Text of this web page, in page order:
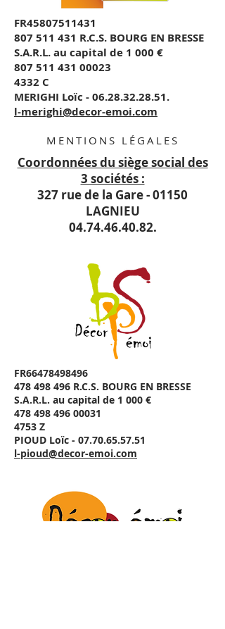
FR45807511431
807 511 431 R.C.S. BOURG EN BRESSE
S.A.R.L. au capital de 1 000 €
807 511 431 00023
4332 C
MERIGHI Loïc - 06.28.32.28.51.
l-merighi@decor-emoi.com
MENTIONS LÉGALES
Coordonnées du siège social des
3 sociétés :
327 rue de la Gare - 01150
LAGNIEU
04.74.46.40.82.
FR66478498496
478 498 496 R.C.S. BOURG EN BRESSE
S.A.R.L. au capital de 1 000 €
478 498 496 00031
4753 Z
PIOUD Loïc - 07.70.65.57.51
l-pioud@decor-emoi.com